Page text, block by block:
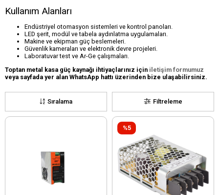
Kullanım Alanları
Endüstriyel otomasyon sistemleri ve kontrol panoları.
LED şerit, modül ve tabela aydınlatma uygulamaları.
Makine ve ekipman güç beslemeleri.
Güvenlik kameraları ve elektronik devre projeleri.
Laboratuvar test ve Ar-Ge çalışmaları.
Toptan metal kasa güç kaynağı ihtiyaçlarınız için iletişim formumuz
veya sayfada yer alan WhatsApp hattı üzerinden bize ulaşabilirsiniz.
Filtreleme
Sıralama
%5